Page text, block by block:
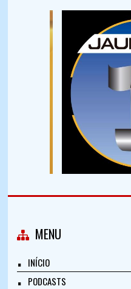
MENU
INÍCIO
PODCASTS